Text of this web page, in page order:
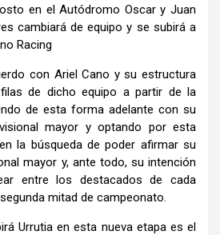
en el Autódromo Oscar y Juan
cambiará de equipo y se subirá a
Racing
con Ariel Cano y su estructura
de dicho equipo a partir de la
de esta forma adelante con su
mayor y optando por esta
la búsqueda de poder afirmar su
mayor y, ante todo, su intención
entre los destacados de cada
mitad de campeonato.
Urrutia en esta nueva etapa es el